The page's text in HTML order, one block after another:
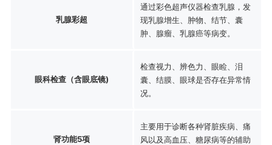
乳腺彩超
通过彩色超声仪器检查乳腺，发
现乳腺增生、肿物、结节、囊
肿、腺瘤、乳腺癌等病变。
眼科检查（含眼底镜)
检查视力、辨色力、眼睑、泪
囊、结膜、眼球是否存在异常情
况。
肾功能5项
主要用于诊断各种肾脏疾病、痛
风以及高血压、糖尿病等的辅助